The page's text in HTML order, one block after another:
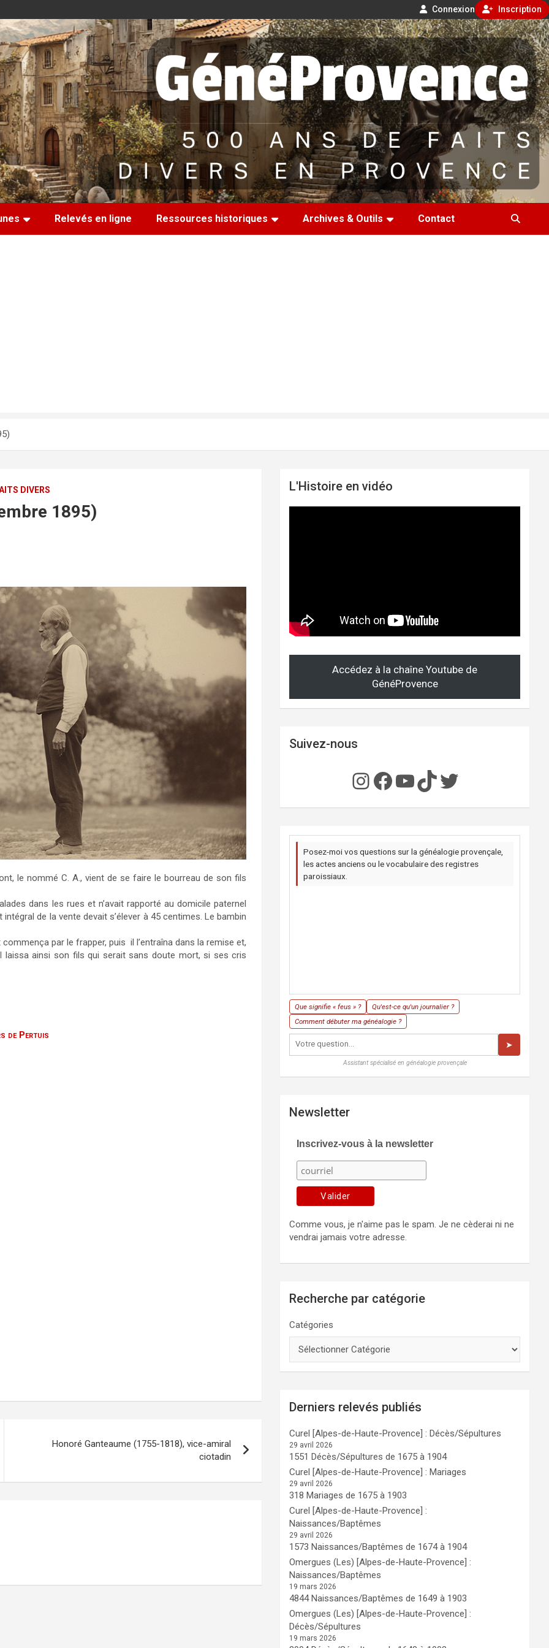
Connexion Inscription
Relevés en ligne Ressources historiques Archives & Outils Contact
DIVERS
1895)
le nommé C. A., vient de se faire le bourreau de son fils
dans les rues et n’avait rapporté au domicile paternel
de la vente devait s’élever à 45 centimes. Le bambin
par le frapper, puis il l’entraîna dans la remise et,
laissa ainsi son fils qui serait sans doute mort, si ses cris
de Pertuis
Honoré Ganteaume (1755-1818), vice-amiral
ciotadin
L'Histoire en vidéo
Accédez à la chaîne Youtube de
GénéProvence
Suivez-nous
Instagram
Facebook
YouTube
TikTok
Twitter
Posez-moi vos questions sur la généalogie provençale,
les actes anciens ou le vocabulaire des registres
paroissiaux.
Que signifie « feus » ?
Qu'est-ce qu'un journalier ?
Comment débuter ma généalogie ?
➤
Assistant spécialisé en généalogie provençale
Newsletter
Inscrivez-vous à la newsletter
Comme vous, je n'aime pas le spam. Je ne cèderai ni ne
vendrai jamais votre adresse.
Recherche par catégorie
Catégories
Derniers relevés publiés
Curel [Alpes-de-Haute-Provence] : Décès/Sépultures
29 avril 2026
1551 Décès/Sépultures de 1675 à 1904
Curel [Alpes-de-Haute-Provence] : Mariages
29 avril 2026
318 Mariages de 1675 à 1903
Curel [Alpes-de-Haute-Provence] :
Naissances/Baptêmes
29 avril 2026
1573 Naissances/Baptêmes de 1674 à 1904
Omergues (Les) [Alpes-de-Haute-Provence] :
Naissances/Baptêmes
19 mars 2026
4844 Naissances/Baptêmes de 1649 à 1903
Omergues (Les) [Alpes-de-Haute-Provence] :
Décès/Sépultures
19 mars 2026